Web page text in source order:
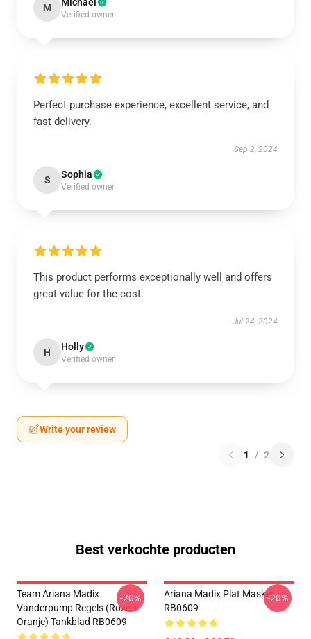
M
Verified owner
Perfect purchase experience, excellent service, and
fast delivery.
Sep 2, 2024
S Sophia
Verified owner
This product performs exceptionally well and offers
great value for the cost.
Jul 24, 2024
H Holly
Verified owner
Write your review
1 / 2
Best verkochte producten
Team Ariana Madix
Vanderpump Regels (Roze +
Oranje) Tankblad RB0609
-20%
Ariana Madix Plat Masker
RB0609
-20%